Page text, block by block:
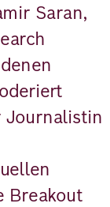
Saran,
Journalistin
Breakout